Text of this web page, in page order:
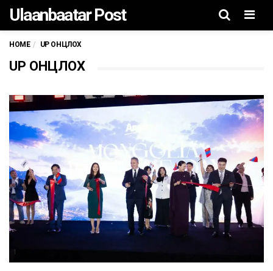
Menu
Ulaanbaatar Post
HOME UP ОНЦЛОХ
UP ОНЦЛОХ